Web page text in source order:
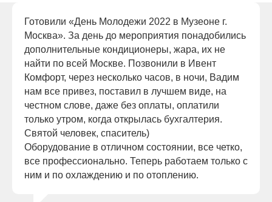
Готовили «День Молодежи 2022 в Музеоне г.
Москва». За день до мероприятия понадобились
дополнительные кондиционеры, жара, их не
найти по всей Москве. Позвонили в Ивент
Комфорт, через несколько часов, в ночи, Вадим
нам все привез, поставил в лучшем виде, на
честном слове, даже без оплаты, оплатили
только утром, когда открылась бухгалтерия.
Святой человек, спаситель)
Оборудование в отличном состоянии, все четко,
все профессионально. Теперь работаем только с
ним и по охлаждению и по отоплению.
+7 (916) 666-80-01
Московская область,
Химки, ул. Заводская, 10Б
hello@eventcomfort.ru